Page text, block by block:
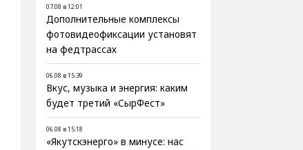
07.08 в 12:01
Дополнительные комплексы
фотовидеофиксации установят
на федтрассах
06.08 в 15:39
Вкус, музыка и энергия: каким
будет третий «СырФест»
06.08 в 15:18
«Якутскэнерго» в минусе: нас